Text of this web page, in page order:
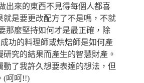
出來的東西不見得每個人都喜
就是要更改配方了不是嗎，不就
那麼堅持如何才是最正確，除
功的料理師或烘焙師是如何產
研究的結果而產生的智慧財產。
動了我許久想要表達的想法，但
(呵呵!!)